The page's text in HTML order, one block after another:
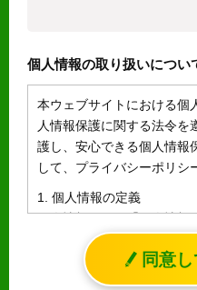
個人情報の取り扱いについ
本ウェブサイトにおける個
人情報保護に関する法令を
護し、安心できる個人情報
して、プライバシーポリシ
1. 個人情報の定義
個人情報とは、「個人情報
れる生存する個人に関する
その他の記述等により特定
情報（個人識別情報）を指
同意